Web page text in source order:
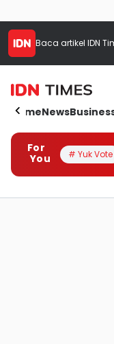
Baca artikel IDN
HomeNews
For
You
# Yuk Vote